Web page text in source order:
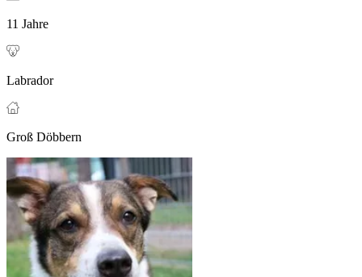
11 Jahre
Labrador
Groß Döbbern